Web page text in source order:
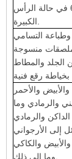
ويمكننا أيضًا تصميم بحجم 61 – 63 في حالة الرأس
وطباعة التسامي
منسوجة
الجلد والمطاط
رقع فنية
والأحمر
والرمادي وما
والرمادي
إلى الأرجواني
والأبيض والكاكي